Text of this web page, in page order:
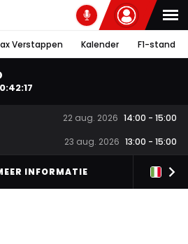
Verstappen Kalender F1-stand
:42:16
22 aug. 2026 14:00 - 15:00
23 aug. 2026 13:00 - 15:00
INFORMATIE